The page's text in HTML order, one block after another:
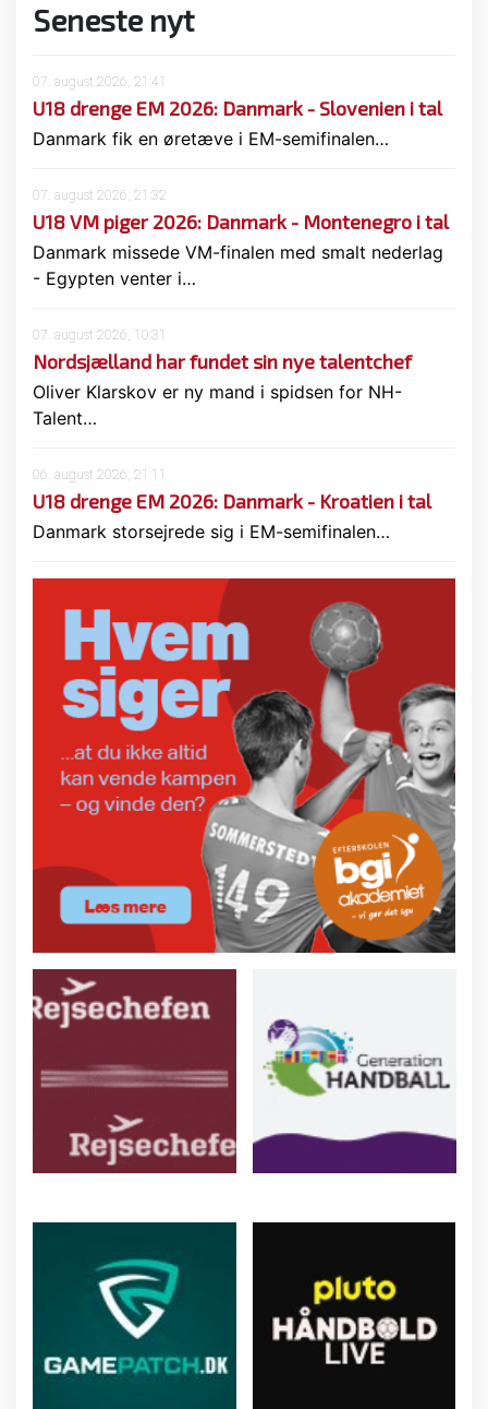
Seneste nyt
07. august 2026, 21:41
U18 drenge EM 2026: Danmark - Slovenien i tal
Danmark fik en øretæve i EM-semifinalen…
07. august 2026, 21:32
U18 VM piger 2026: Danmark - Montenegro i tal
Danmark missede VM-finalen med smalt nederlag
- Egypten venter i…
07. august 2026, 10:31
Nordsjælland har fundet sin nye talentchef
Oliver Klarskov er ny mand i spidsen for NH-
Talent…
06. august 2026, 21:11
U18 drenge EM 2026: Danmark - Kroatien i tal
Danmark storsejrede sig i EM-semifinalen…